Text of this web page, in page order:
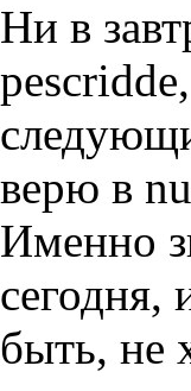
Ни в
верю в
Именно
быть, не